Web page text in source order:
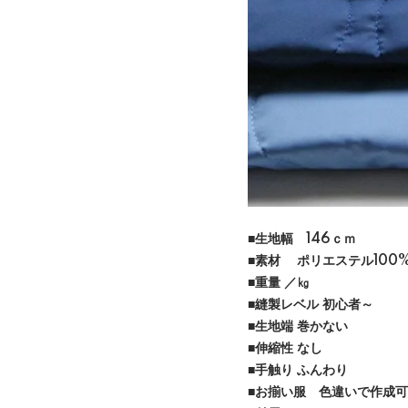
■生地幅 146ｃｍ
■素材 ポリエステル
■重量 ／㎏
■縫製レベル 初心者～
■生地端 巻かない
■伸縮性 なし
■手触り ふんわり
■お揃い服 色違いで作成可